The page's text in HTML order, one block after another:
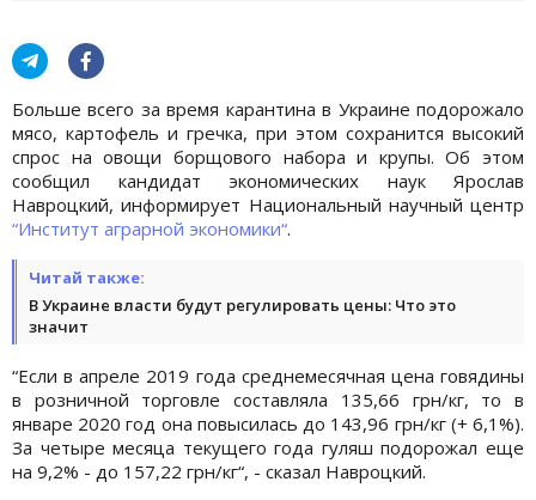
Больше всего за время карантина в Украине подорожало
мясо, картофель и гречка, при этом сохранится высокий
спрос на овощи борщового набора и крупы. Об этом
сообщил кандидат экономических наук Ярослав
Навроцкий, информирует Национальный научный центр
“Институт аграрной экономики“.
Читай также:
В Украине власти будут регулировать цены: Что это
значит
“Если в апреле 2019 года среднемесячная цена говядины
в розничной торговле составляла 135,66 грн/кг, то в
январе 2020 год она повысилась до 143,96 грн/кг (+ 6,1%).
За четыре месяца текущего года гуляш подорожал еще
на 9,2% - до 157,22 грн/кг“, - сказал Навроцкий.